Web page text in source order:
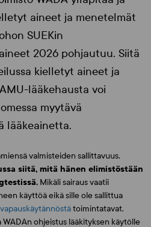
aineet ja menetelmät
SUEKin
2026 pohjautuu. Siitä
kielletyt aineet ja
lääkehausta voi
myytävä
lääkeainetta.
valmisteiden sallittavuus.
siitä, mitä hänen elimistöstään
Mikäli sairaus vaatii
käyttöä eikä sille ole sallittua
toimintatavat.
ohjeistus lääkityksen käytölle